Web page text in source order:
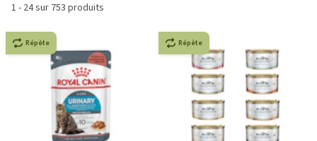
1 - 24sur 753 produits
Répète Répète